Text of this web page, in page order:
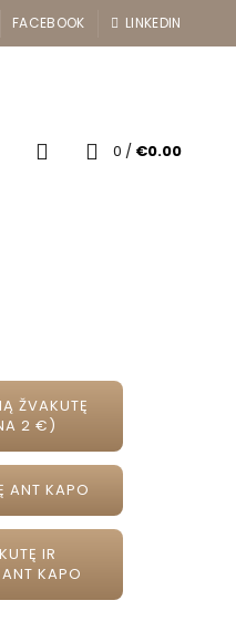
FACEBOOK LINKEDIN
0 / €0.00
ŽVAKUTĘ
2 €)
ANT KAPO
IR
KAPO